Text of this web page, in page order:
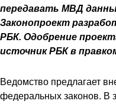
передавать МВД
Законопроект
РБК. Одобрение
источник РБК в
Ведомство предлагает
федеральных законов. В